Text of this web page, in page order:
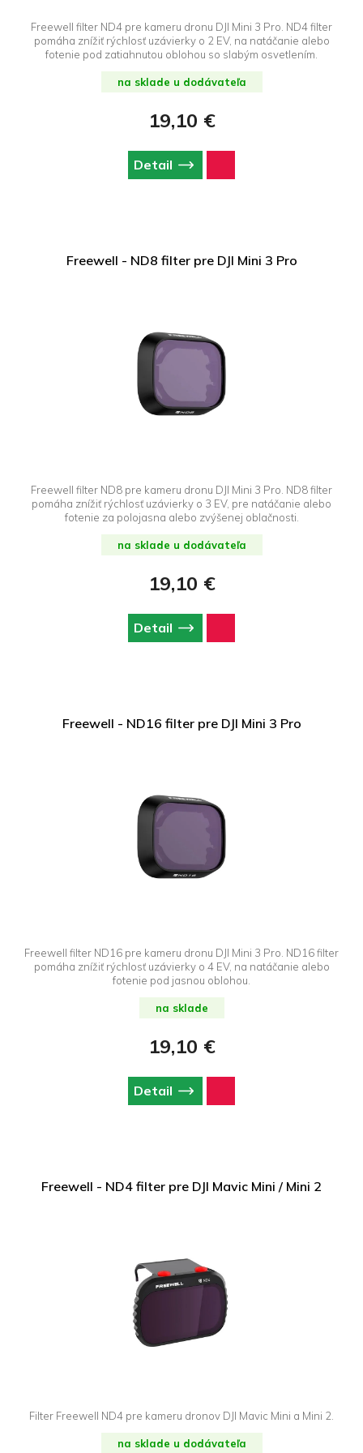
Freewell filter ND4 pre kameru dronu DJI Mini 3 Pro. ND4 filter
pomáha znížiť rýchlosť uzávierky o 2 EV, na natáčanie alebo
fotenie pod zatiahnutou oblohou so slabým osvetlením.
na sklade u dodávateľa
19,10 €
Detail
Freewell - ND8 filter pre DJI Mini 3 Pro
Freewell filter ND8 pre kameru dronu DJI Mini 3 Pro. ND8 filter
pomáha znížiť rýchlosť uzávierky o 3 EV, pre natáčanie alebo
fotenie za polojasna alebo zvýšenej oblačnosti.
na sklade u dodávateľa
19,10 €
Detail
Freewell - ND16 filter pre DJI Mini 3 Pro
Freewell filter ND16 pre kameru dronu DJI Mini 3 Pro. ND16 filter
pomáha znížiť rýchlosť uzávierky o 4 EV, na natáčanie alebo
fotenie pod jasnou oblohou.
na sklade
19,10 €
Detail
Freewell - ND4 filter pre DJI Mavic Mini / Mini 2
Filter Freewell ND4 pre kameru dronov DJI Mavic Mini a Mini 2.
na sklade u dodávateľa